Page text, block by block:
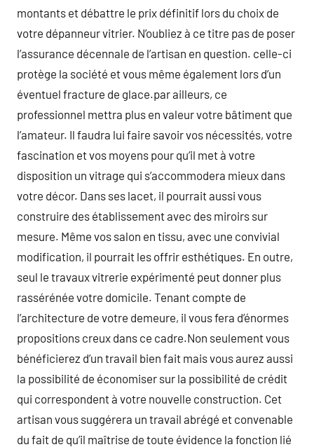
montants et débattre le prix définitif lors du choix de
votre dépanneur vitrier. N’oubliez à ce titre pas de poser
l’assurance décennale de l’artisan en question. celle-ci
protège la société et vous même également lors d’un
éventuel fracture de glace.par ailleurs, ce
professionnel mettra plus en valeur votre bâtiment que
l’amateur. Il faudra lui faire savoir vos nécessités, votre
fascination et vos moyens pour qu’il met à votre
disposition un vitrage qui s’accommodera mieux dans
votre décor. Dans ses lacet, il pourrait aussi vous
construire des établissement avec des miroirs sur
mesure. Même vos salon en tissu, avec une convivial
modification, il pourrait les offrir esthétiques. En outre,
seul le travaux vitrerie expérimenté peut donner plus
rassérénée votre domicile. Tenant compte de
l’architecture de votre demeure, il vous fera d’énormes
propositions creux dans ce cadre.Non seulement vous
bénéficierez d’un travail bien fait mais vous aurez aussi
la possibilité de économiser sur la possibilité de crédit
qui correspondent à votre nouvelle construction. Cet
artisan vous suggérera un travail abrégé et convenable
du fait de qu’il maîtrise de toute évidence la fonction lié